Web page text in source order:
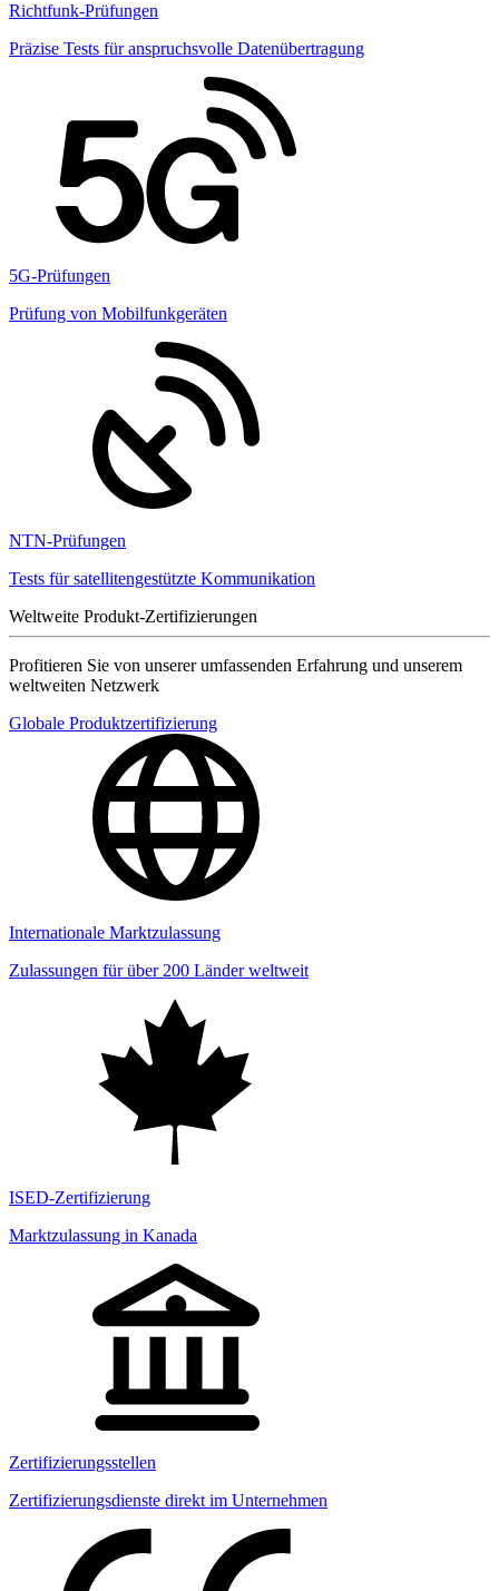
Richtfunk-Prüfungen
Präzise Tests für anspruchsvolle Datenübertragung
5G-Prüfungen
Prüfung von Mobilfunkgeräten
NTN-Prüfungen
Tests für satellitengestützte Kommunikation
Weltweite Produkt-Zertifizierungen
Profitieren Sie von unserer umfassenden Erfahrung und unserem
weltweiten Netzwerk
Globale Produktzertifizierung
Internationale Marktzulassung
Zulassungen für über 200 Länder weltweit
ISED-Zertifizierung
Marktzulassung in Kanada
Zertifizierungsstellen
Zertifizierungsdienste direkt im Unternehmen